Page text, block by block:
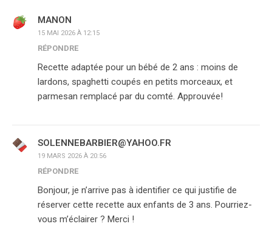
MANON
15 MAI 2026 À 12:15
RÉPONDRE
Recette adaptée pour un bébé de 2 ans : moins de
lardons, spaghetti coupés en petits morceaux, et
parmesan remplacé par du comté. Approuvée!
SOLENNEBARBIER@YAHOO.FR
19 MARS 2026 À 20:56
RÉPONDRE
Bonjour, je n’arrive pas à identifier ce qui justifie de
réserver cette recette aux enfants de 3 ans. Pourriez-
vous m’éclairer ? Merci !